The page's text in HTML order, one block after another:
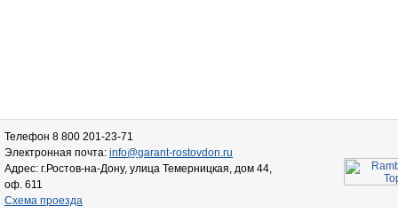
Телефон 8 800 201-23-71
Электронная почта: info@garant-rostovdon.ru
Адрес: г.Ростов-на-Дону, улица Темерницкая, дом 44,
оф. 611
Схема проезда